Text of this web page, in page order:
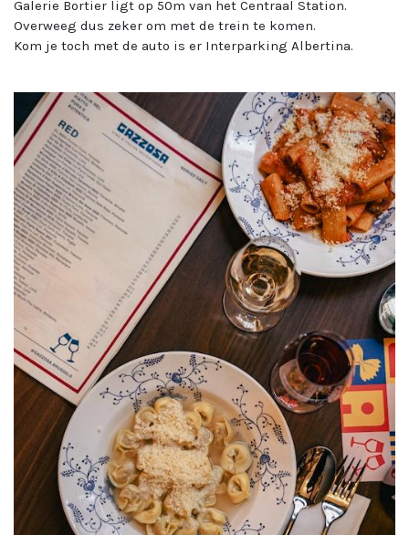
Galerie Bortier ligt op 50m van het Centraal Station.
Overweeg dus zeker om met de trein te komen.
Kom je toch met de auto is er Interparking Albertina.